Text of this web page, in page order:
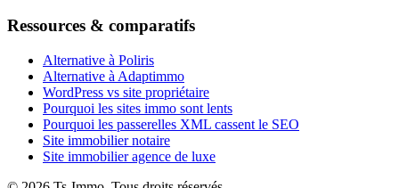
Ressources & comparatifs
Alternative à Poliris
Alternative à Adaptimmo
WordPress vs site propriétaire
Pourquoi les sites immo sont lents
Pourquoi les passerelles XML cassent le SEO
Site immobilier notaire
Site immobilier agence de luxe